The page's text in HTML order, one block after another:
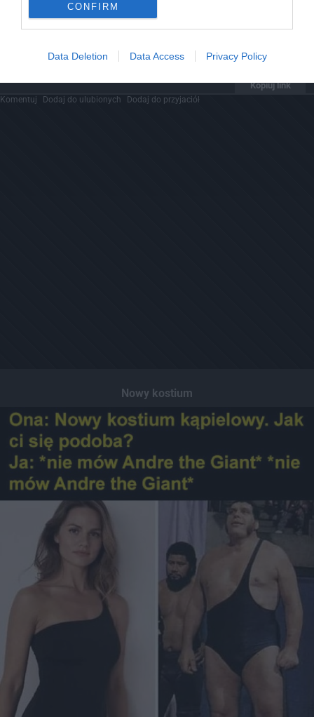
CONFIRM
Data Deletion Data Access Privacy Policy
28
Kopiuj link
Komentuj Dodaj do ulubionych Dodaj do przyjaciół
Nowy kostium